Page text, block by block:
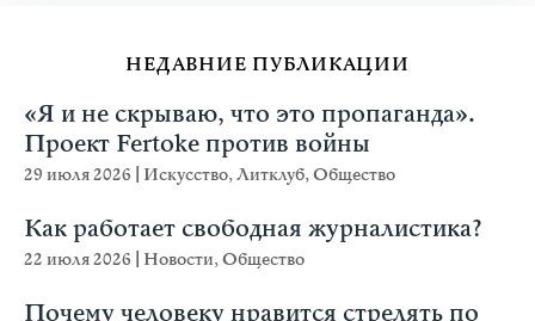
НЕДАВНИЕ ПУБЛИКАЦИИ
«Я и не скрываю, что это пропаганда».
Проект Fertoke против войны
29 июля 2026 Искусство,Литклуб,Общество
Как работает свободная журналистика?
22 июля 2026 Новости,Общество
Почему человеку нравится стрелять по